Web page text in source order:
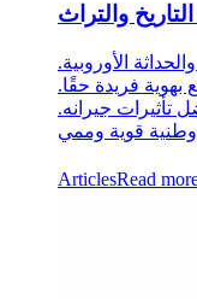
والتراث
الأوروبية.
بهوية فريدة حقًا.
تأثيرات جيرانه.
ArticlesRead